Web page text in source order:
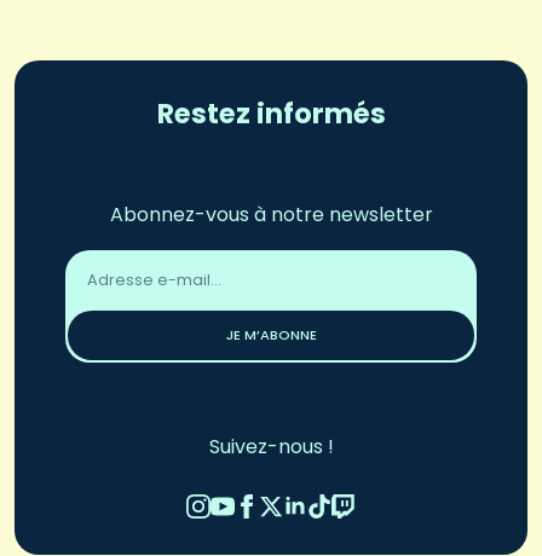
Restez informés
Abonnez-vous à notre newsletter
Adresse
email
JE M’ABONNE
Suivez-nous !